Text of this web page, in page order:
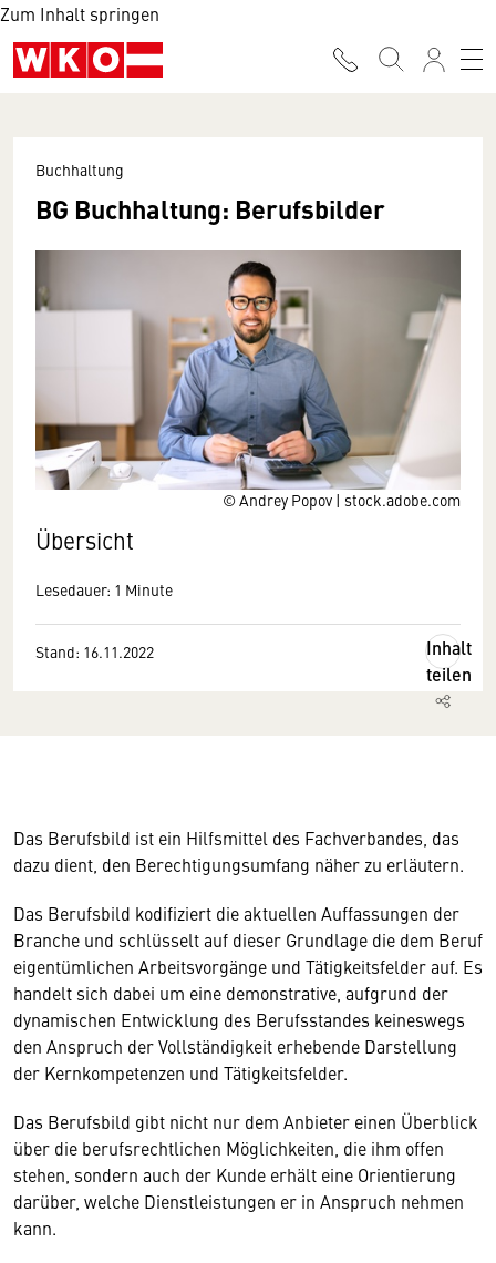
Zum Inhalt springen
© Andrey Popov | stock.adobe.com
Buchhaltung
BG Buchhaltung: Berufsbilder
Übersicht
Lesedauer: 1 Minute
Stand: 16.11.2022
Inhalt
teilen
Das Berufsbild ist ein Hilfsmittel des Fachverbandes, das
dazu dient, den Berechtigungsumfang näher zu erläutern.
Das Berufsbild kodifiziert die aktuellen Auffassungen der
Branche und schlüsselt auf dieser Grundlage die dem Beruf
eigentümlichen Arbeitsvorgänge und Tätigkeitsfelder auf. Es
handelt sich dabei um eine demonstrative, aufgrund der
dynamischen Entwicklung des Berufsstandes keineswegs
den Anspruch der Vollständigkeit erhebende Darstellung
der Kernkompetenzen und Tätigkeitsfelder.
Das Berufsbild gibt nicht nur dem Anbieter einen Überblick
über die berufsrechtlichen Möglichkeiten, die ihm offen
stehen, sondern auch der Kunde erhält eine Orientierung
darüber, welche Dienstleistungen er in Anspruch nehmen
kann.